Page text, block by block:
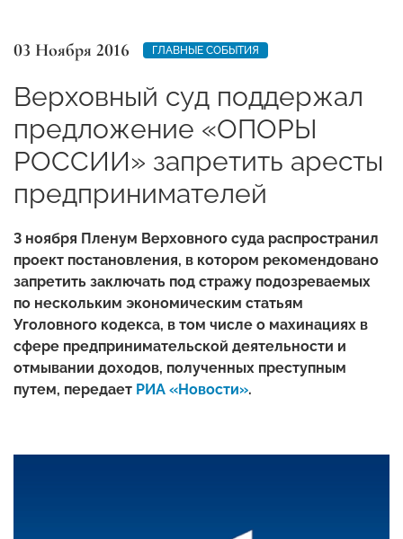
03 Ноября 2016 ГЛАВНЫЕ СОБЫТИЯ
Верховный суд поддержал
предложение «ОПОРЫ
РОССИИ» запретить аресты
предпринимателей
3 ноября Пленум Верховного суда распространил
проект постановления, в котором рекомендовано
запретить заключать под стражу подозреваемых
по нескольким экономическим статьям
Уголовного кодекса, в том числе о махинациях в
сфере предпринимательской деятельности и
отмывании доходов, полученных преступным
путем, передает РИА «Новости».